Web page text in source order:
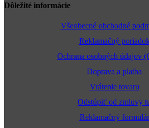
Dôležité informácie
Všeobecné obchodné
Reklamačný
Ochrana osobných údajov
Doprava a platba
Vrátenie tovaru
Odstúpiť od zmluvy
Reklamačný formulár